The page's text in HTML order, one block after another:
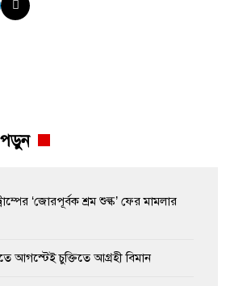
‘জোরপূর্বক শ্রম শুল্ক’ ফের মামলার
আগস্টেই চুক্তিতে আগ্রহী বিমান